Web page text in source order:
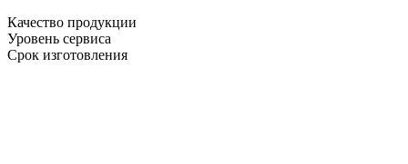
Качество продукции
Уровень сервиса
Срок изготовления